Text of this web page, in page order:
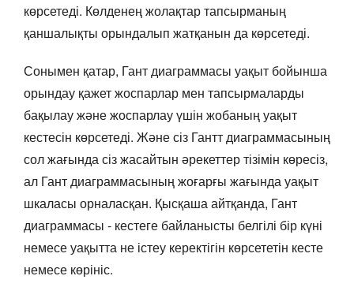
көрсетеді. Көлденең жолақтар тапсырманың
қаншалықты орындалып жатқанын да көрсетеді.
Сонымен қатар, Гант диаграммасы уақыт бойынша
орындау қажет жоспарлар мен тапсырмаларды
бақылау және жоспарлау үшін жобаның уақыт
кестесін көрсетеді. Және сіз Гантт диаграммасының
сол жағында сіз жасайтын әрекеттер тізімін көресіз,
ал Гант диаграммасының жоғарғы жағында уақыт
шкаласы орналасқан. Қысқаша айтқанда, Гант
диаграммасы - кестеге байланысты белгілі бір күні
немесе уақытта не істеу керектігін көрсететін кесте
немесе көрініс.